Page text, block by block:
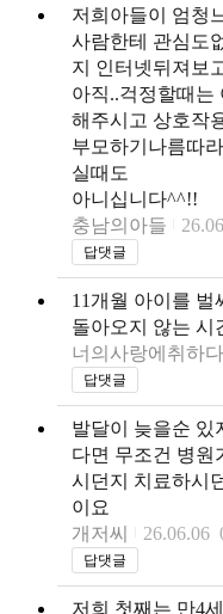
저희아들이 엄청
사람한테 관심도
지 인터넷뒤져보
아직..걱정할때는
해주시고 상호작
부모하기나름따
실때도
아니십니다^^!!
충남의아들
답댓글
11개월 아이를 벌
돌아오지 않는 시
너의사랑에취하다
답댓글
발달이 늦을순 있
다면 무조건 병원
시던지 치료하시
이요
개저씨
26.06.06
답댓글
저희 첫째는 만4